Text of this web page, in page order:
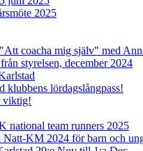
2025
coacha mig själv" med
styrelsen, december 2024
klubbens lördagslångpass!
viktig!
national team runners 2025
Natt-KM 2024 för barn och